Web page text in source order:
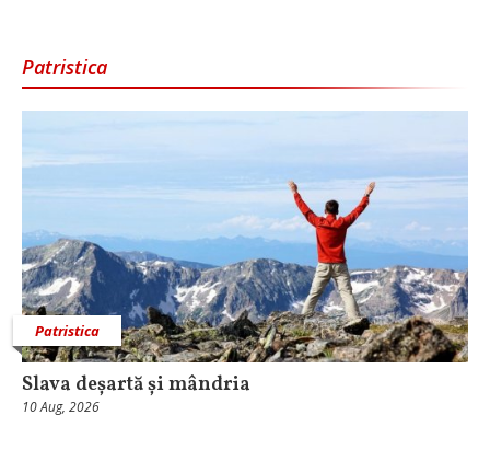
Patristica
Patristica
Slava deșartă și mândria
10 Aug, 2026